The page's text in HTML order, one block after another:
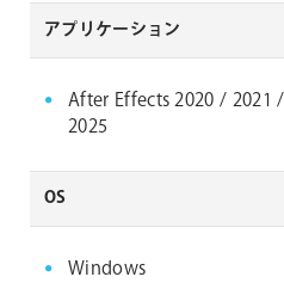
アプリケーション
After Effects 2020 / 2021
2025
OS
Windows